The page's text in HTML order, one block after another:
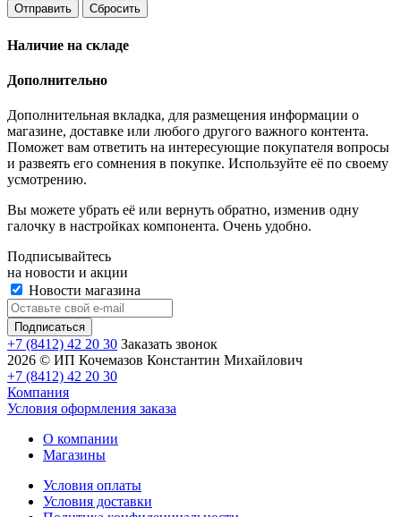
Отправить Сбросить
Наличие на складе
Дополнительно
Дополнительная вкладка, для размещения информации о
магазине, доставке или любого другого важного контента.
Поможет вам ответить на интересующие покупателя вопросы
и развеять его сомнения в покупке. Используйте её по своему
усмотрению.
Вы можете убрать её или вернуть обратно, изменив одну
галочку в настройках компонента. Очень удобно.
Подписывайтесь
на новости и акции
Новости магазина
+7 (8412) 42 20 30 Заказать звонок
2026 © ИП Кочемазов Константин Михайлович
+7 (8412) 42 20 30
Компания
Условия оформления заказа
О компании
Магазины
Условия оплаты
Условия доставки